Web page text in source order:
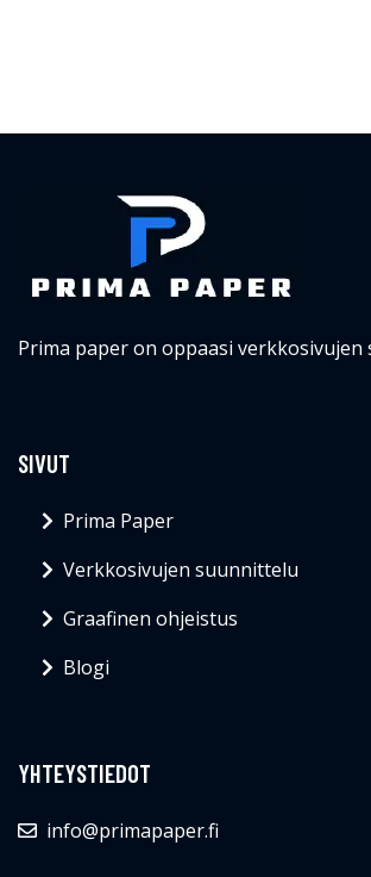
Prima paper on oppaasi
SIVUT
Prima Paper
Verkkosivujen suunnittelu
Graafinen ohjeistus
Blogi
YHTEYSTIEDOT
info@primapaper.fi